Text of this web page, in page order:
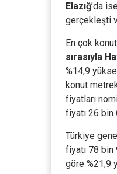
Elazığ’da
gerçekleşti
En çok
sırasıyla
%14,9
konut
fiyatları
fiyatı 26 bin
Türkiye
fiyatı 78 bin
göre %21,9